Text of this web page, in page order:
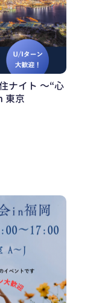
ナイト ～“心
東京